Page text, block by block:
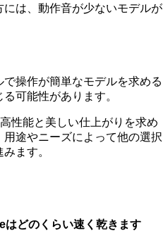
は、動作音が少ないモデルが
操作が簡単なモデルを求める
可能性があります。
性能と美しい仕上がりを求め
途やニーズによって他の選択
ます。
どのくらい速く乾きます